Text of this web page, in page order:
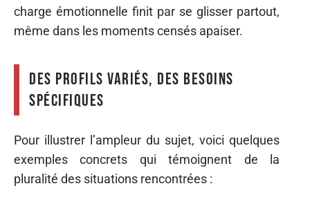
charge émotionnelle finit par se glisser partout,
même dans les moments censés apaiser.
Des profils variés, des besoins
spécifiques
Pour illustrer l’ampleur du sujet, voici quelques
exemples concrets qui témoignent de la
pluralité des situations rencontrées :